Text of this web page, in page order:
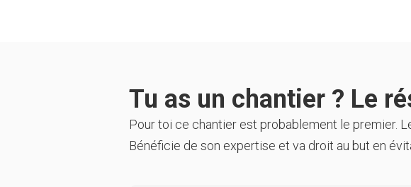
Tu as un chantier ? Le
Pour toi ce chantier est probablement le premier.
Bénéficie de son expertise et va droit au but en